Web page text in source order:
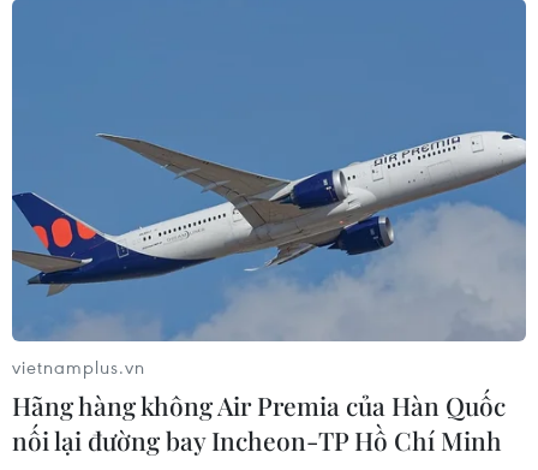
(Vietnam+)
vietnamplus.vn
Hãng hàng không Air Premia của Hàn Quốc
nối lại đường bay Incheon-TP Hồ Chí Minh